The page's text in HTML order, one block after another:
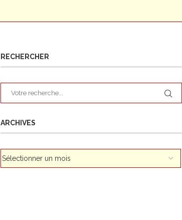
RECHERCHER
ARCHIVES